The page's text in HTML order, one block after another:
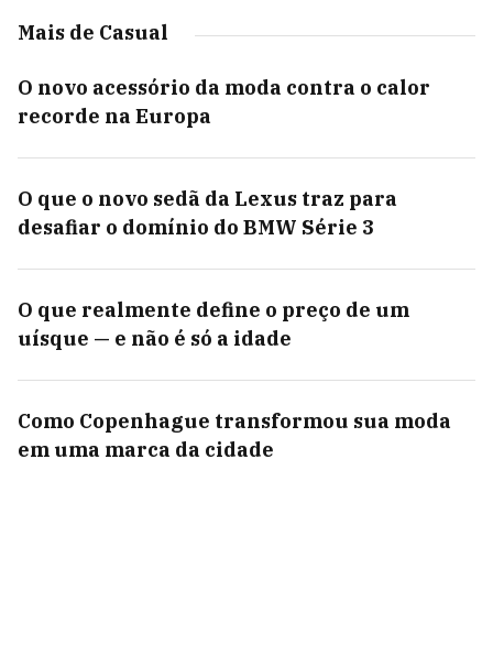
Mais de Casual
O novo acessório da moda contra o calor
recorde na Europa
O que o novo sedã da Lexus traz para
desafiar o domínio do BMW Série 3
O que realmente define o preço de um
uísque — e não é só a idade
Como Copenhague transformou sua moda
em uma marca da cidade